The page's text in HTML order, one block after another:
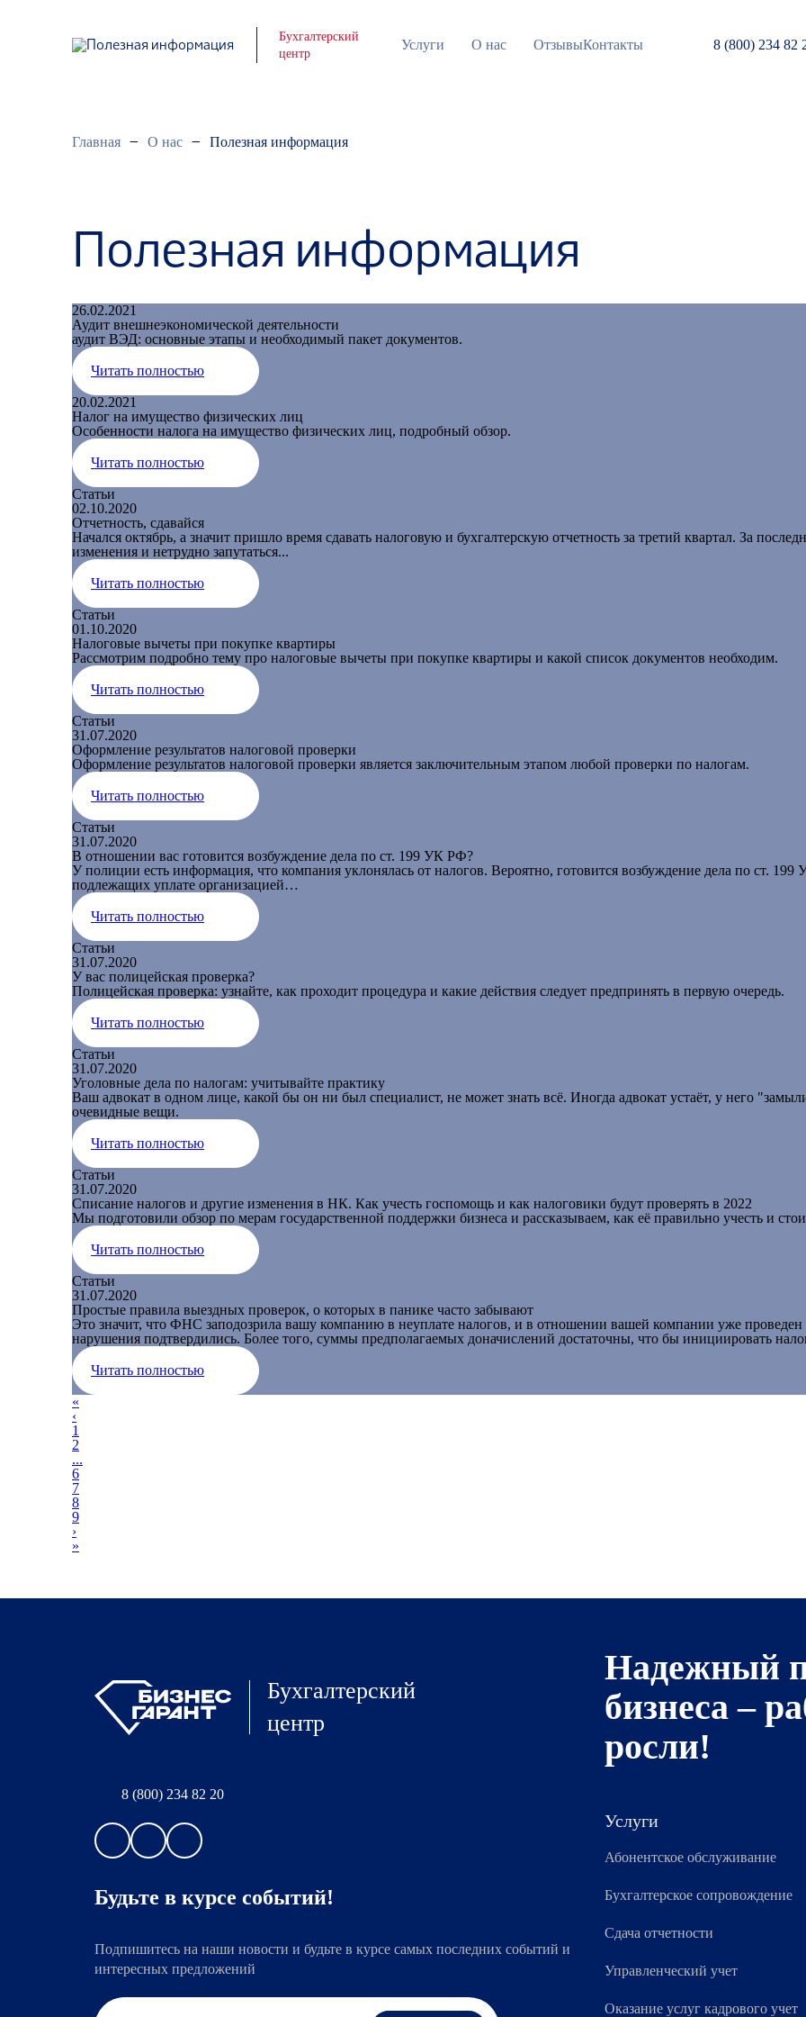
Бухгалтерский
центр
Услуги О нас ОтзывыКонтакты 8 (800) 234 82
Главная — О нас — Полезная информация
Полезная информация
26.02.2021
Аудит внешнеэкономической деятельности
аудит ВЭД: основные этапы и необходимый пакет документов.
Читать полностью
20.02.2021
Налог на имущество физических лиц
Особенности налога на имущество физических лиц, подробный обзор.
Читать полностью
Статьи
02.10.2020
Отчетность, сдавайся
Начался октябрь, а значит пришло время сдавать налоговую и бухгалтерскую отчетность за третий квартал. За
изменения и нетрудно запутаться...
Читать полностью
Статьи
01.10.2020
Налоговые вычеты при покупке квартиры
Рассмотрим подробно тему про налоговые вычеты при покупке квартиры и какой список документов необходим.
Читать полностью
Статьи
31.07.2020
Оформление результатов налоговой проверки
Оформление результатов налоговой проверки является заключительным этапом любой проверки по налогам.
Читать полностью
Статьи
31.07.2020
В отношении вас готовится возбуждение дела по ст. 199 УК РФ?
У полиции есть информация, что компания уклонялась от налогов. Вероятно, готовится возбуждение дела по ст.
подлежащих уплате организацией…
Читать полностью
Статьи
31.07.2020
У вас полицейская проверка?
Полицейская проверка: узнайте, как проходит процедура и какие действия следует предпринять в первую очередь.
Читать полностью
Статьи
31.07.2020
Уголовные дела по налогам: учитывайте практику
Ваш адвокат в одном лице, какой бы он ни был специалист, не может знать всё. Иногда адвокат устаёт, у него
очевидные вещи.
Читать полностью
Статьи
31.07.2020
Списание налогов и другие изменения в НК. Как учесть госпомощь и как налоговики будут проверять в 2022
Мы подготовили обзор по мерам государственной поддержки бизнеса и рассказываем, как её правильно учесть и
Читать полностью
Статьи
31.07.2020
Простые правила выездных проверок, о которых в панике часто забывают
Это значит, что ФНС заподозрила вашу компанию в неуплате налогов, и в отношении вашей компании уже проведен
нарушения подтвердились. Более того, суммы предполагаемых доначислений достаточны, что бы инициировать
Читать полностью
«
‹
1
2
...
6
7
8
9
›
»
Бухгалтерский
центр
8 (800) 234 82 20
Будьте в курсе событий!
Подпишитесь на наши новости и будьте в курсе самых последних событий и
интересных предложений
Надежный
бизнеса –
росли!
Услуги
Абонентское обслуживание
Бухгалтерское сопровождение
Сдача отчетности
Управленческий учет
Оказание услуг кадрового учет